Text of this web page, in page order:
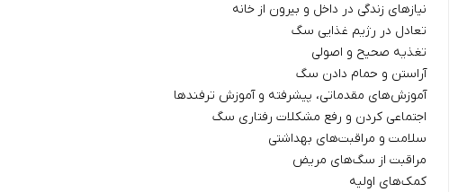
نیازهای زندگی در داخل و بیرون از خانه
تعادل در رژیم غذایی سگ
تغذیه صحیح و اصولی
آراستن و حمام دادن سگ
آموزش‌های مقدماتی، پیشرفته و آموزش ترفندها
اجتماعی کردن و رفع مشکلات رفتاری سگ
سلامت و مراقبت‌های بهداشتی
مراقبت از سگ‌های مریض
کمک‌های اولیه